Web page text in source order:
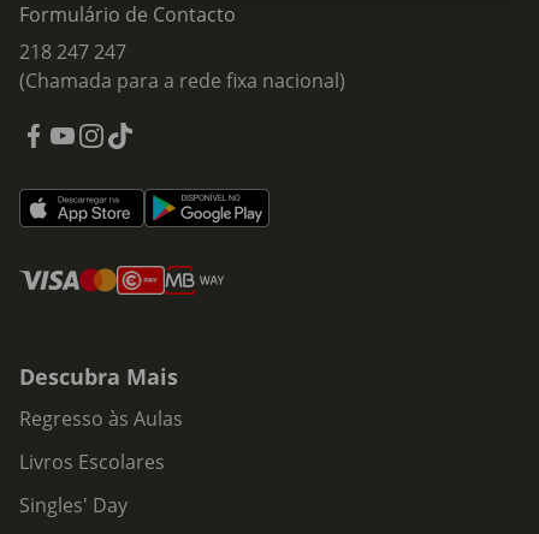
Formulário de Contacto
218 247 247
(Chamada para a rede fixa nacional)
Descubra Mais
Regresso às Aulas
Livros Escolares
Singles' Day